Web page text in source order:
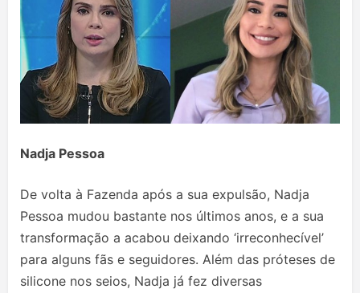
Nadja Pessoa
De volta à Fazenda após a sua expulsão, Nadja
Pessoa mudou bastante nos últimos anos, e a sua
transformação a acabou deixando ‘irreconhecível’
para alguns fãs e seguidores. Além das próteses de
silicone nos seios, Nadja já fez diversas